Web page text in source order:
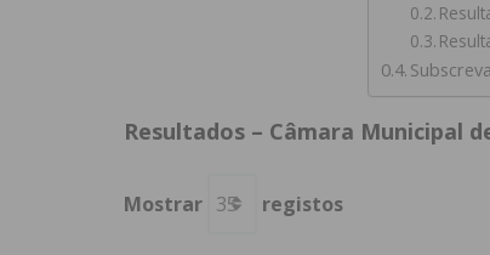
Resultados – Câmara Municipal
Mostrar registos